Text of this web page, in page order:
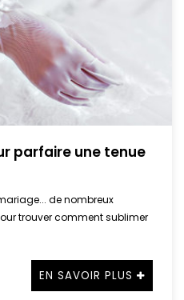
parfaire une tenue
de nombreux
trouver comment sublimer
EN SAVOIR PLUS